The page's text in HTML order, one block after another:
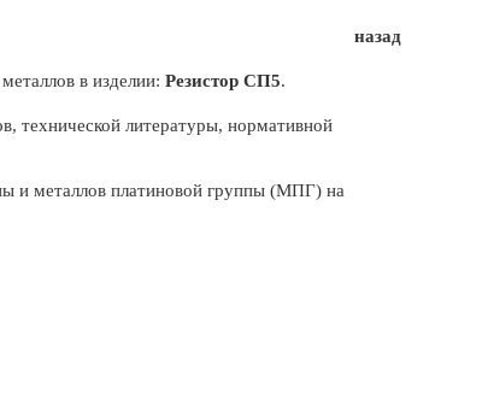
назад
в изделии: Резистор СП5.
технической литературы, нормативной
и металлов платиновой группы (МПГ) на